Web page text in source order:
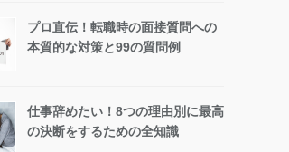
プロ直伝！転職時の面接質問への
本質的な対策と99の質問例
仕事辞めたい！8つの理由別に最高
の決断をするための全知識